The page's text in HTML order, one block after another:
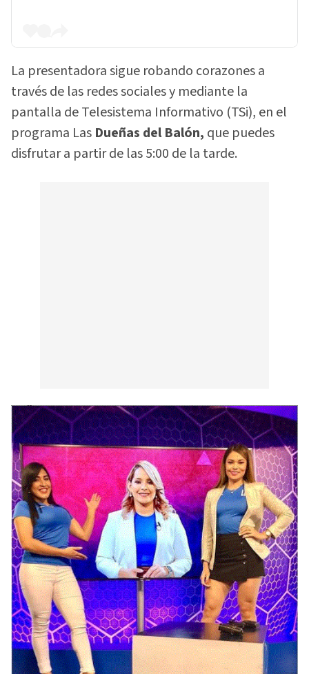
La presentadora sigue robando corazones a
través de las redes sociales y mediante la
pantalla de Telesistema Informativo (TSi), en el
programa Las Dueñas del Balón, que puedes
disfrutar a partir de las 5:00 de la tarde.